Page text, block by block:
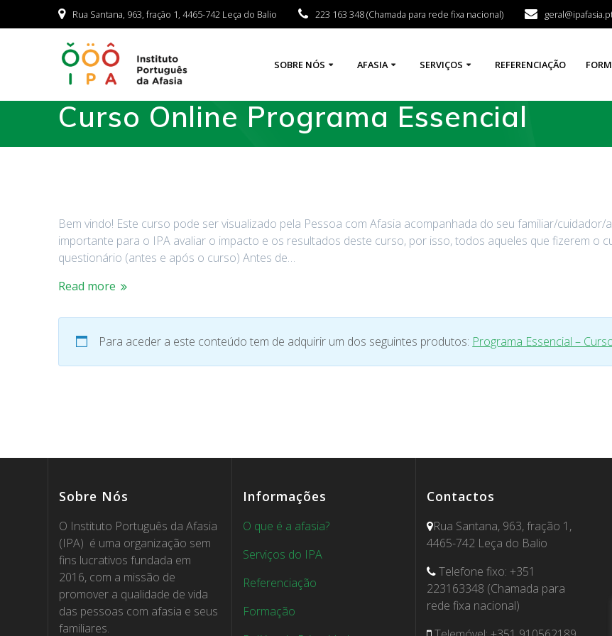
Rua Santana, 963, fração 1, 4465-742 Leça do Balio 223 163 348 (Chamada para rede fixa nacional)
SOBRE NÓS AFASIA SERVIÇOS REFERENCIAÇÃO
Curso Online Programa Essencial
Bem vindo! Este curso pode ser visualizado pela Pessoa com Afasia acompanhada do seu familiar/
importante para o IPA avaliar o impacto e os resultados deste curso, por isso, todos aqueles que fizerem o
questionário (antes e após o curso) Antes de…
Read more
Para aceder a este conteúdo tem de adquirir um dos seguintes produtos: Programa Essencial –
Sobre Nós
O Instituto Português da Afasia
(IPA) é uma organização sem
fins lucrativos fundada em
2016, com a missão de
promover a qualidade de vida
das pessoas com afasia e seus
familiares.
Informações
O que é a afasia?
Serviços do IPA
Referenciação
Formação
Contactos
Rua Santana, 963, fração 1,
4465-742 Leça do Balio
Telefone fixo: +351
223163348 (Chamada para
rede fixa nacional)